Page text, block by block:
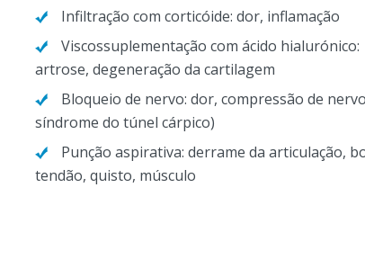
Infiltração com corticóide: dor, inflamação
Viscossuplementação com ácido hialurónico:
artrose, degeneração da cartilagem
Bloqueio de nervo: dor, compressão de
síndrome do túnel cárpico)
Punção aspirativa: derrame da articulação,
tendão, quisto, músculo